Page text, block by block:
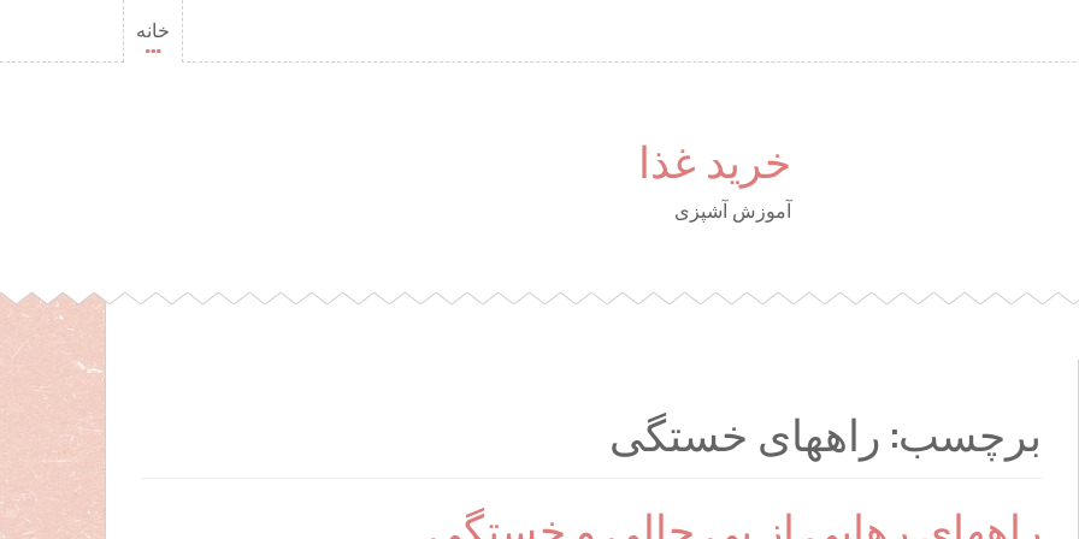
خانه
خرید غذا
آموزش آشپزی
برچسب: راههای خستگی